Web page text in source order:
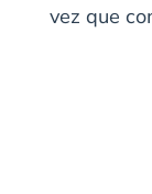
vez que